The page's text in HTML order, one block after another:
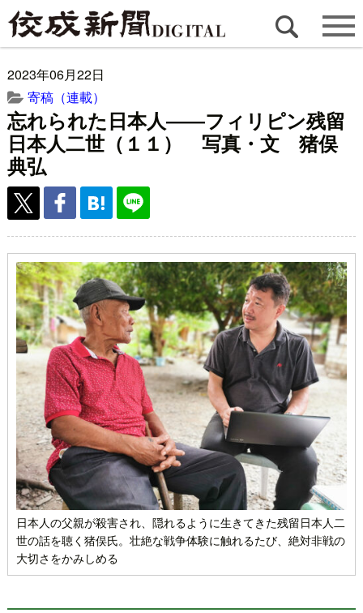
2023年06月22日
寄稿（連載）
忘れられた日本人――フィリピン残留
日本人二世（１１） 写真・文 猪俣
典弘
日本人の父親が殺害され、隠れるように生きてきた残留日本人二
世の話を聴く猪俣氏。壮絶な戦争体験に触れるたび、絶対非戦の
大切さをかみしめる